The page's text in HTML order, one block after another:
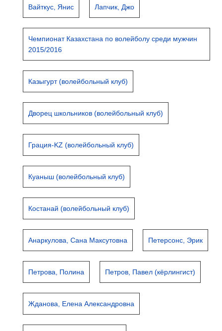
Вайткус, Янис Лапчик, Джо
Чемпионат Казахстана по волейболу среди мужчин
2015/2016
Казыгурт (волейбольный клуб)
Дворец школьников (волейбольный клуб)
Грация-KZ (волейбольный клуб)
Куаныш (волейбольный клуб)
Костанай (волейбольный клуб)
Анаркулова, Сана Максутовна Петерсонс, Эрик
Петрова, Полина Петров, Павел (кёрлингист)
Жданова, Елена Александровна